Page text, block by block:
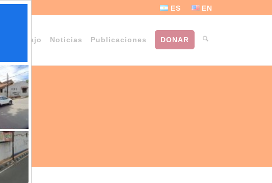
ES EN
de trabajo Noticias Publicaciones DONAR